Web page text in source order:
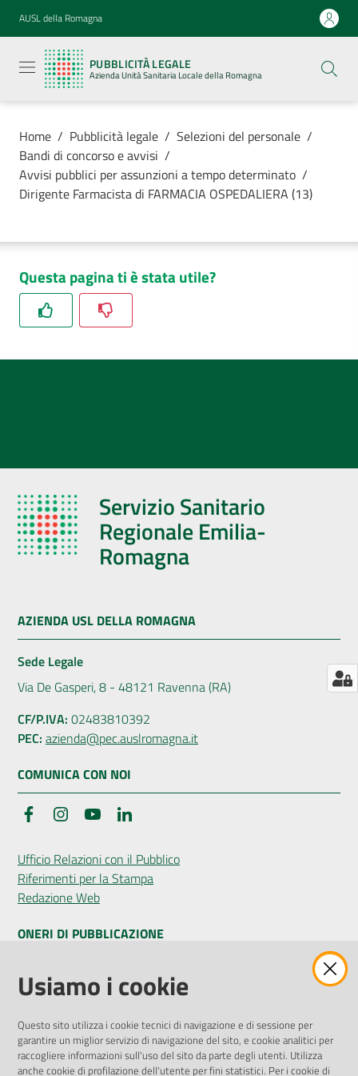
Vai al contenuto
Vai alla navigazione
Vai al footer
AUSL della Romagna
PUBBLICITÀ LEGALE
Azienda Unità Sanitaria Locale della Romagna
legale
Azienda
Unità
Locale della
Luoghi di
cura
Home / Pubblicità legale / Selezioni del personale /
Bandi di concorso e avvisi /
Avvisi pubblici per assunzioni a tempo determinato /
Dirigente Farmacista di FARMACIA OSPEDALIERA (13)
Questa pagina ti è stata utile?
Servizio Sanitario
Regionale Emilia-
Romagna
AZIENDA USL DELLA ROMAGNA
Sede Legale
Via De Gasperi, 8 - 48121 Ravenna (RA)
CF/P.IVA: 02483810392
PEC: azienda@pec.auslromagna.it
COMUNICA CON NOI
FacebookInstagramYouTube
Ufficio Relazioni con il Pubblico
Riferimenti per la Stampa
Redazione Web
ONERI DI PUBBLICAZIONE
Amministrazione Trasparente
Pubblicità legale
Privacy Policy
Attuazione Misure PNRR
Liste di Attesa
Usiamo i cookie
Questo sito utilizza i cookie tecnici di navigazione e di sessione per
garantire un miglior servizio di navigazione del sito, e cookie analitici per
raccogliere informazioni sull'uso del sito da parte degli utenti. Utilizza
anche cookie di profilazione dell'utente per fini statistici. Per i cookie di